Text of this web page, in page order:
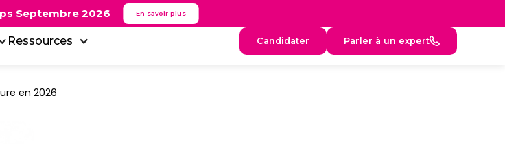
Septembre 2026 En savoir plus
Ressources Candidater Parler à un expert
en 2026